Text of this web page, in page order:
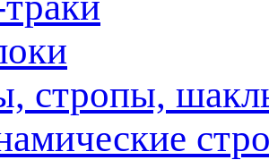
стропы,